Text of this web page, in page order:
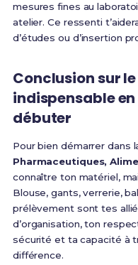
mesures fines au
atelier. Ce ressenti
d’études ou d’insertion
Conclusion sur
indispensable
débuter
Pour bien démarrer dans
Pharmaceutiques,
connaître ton matériel,
Blouse, gants, verrerie,
prélèvement sont tes
d’organisation, ton
sécurité et ta capacité à
différence.